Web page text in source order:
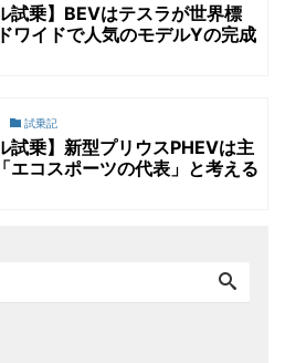
試乗】BEVはテスラが世界標
ワイドで人気のモデルYの完成
試乗記
試乗】新型プリウスPHEVは主
エコスポーツの代表」と考える